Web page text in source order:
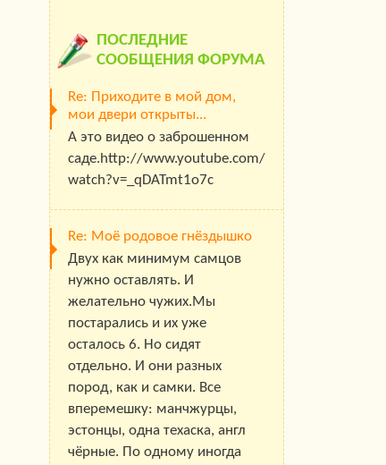
ПОСЛЕДНИЕ
СООБЩЕНИЯ ФОРУМА
Re: Приходите в мой дом,
мои двери открыты...
А это видео о заброшенном
саде.http://www.youtube.com/
watch?v=_qDATmt1o7c
Re: Моё родовое гнёздышко
Двух как минимум самцов
нужно оставлять. И
желательно чужих.Мы
постарались и их уже
осталось 6. Но сидят
отдельно. И они разных
пород, как и самки. Все
вперемешку: манчжурцы,
эстонцы, одна техаска, англ
чёрные. По одному иногда